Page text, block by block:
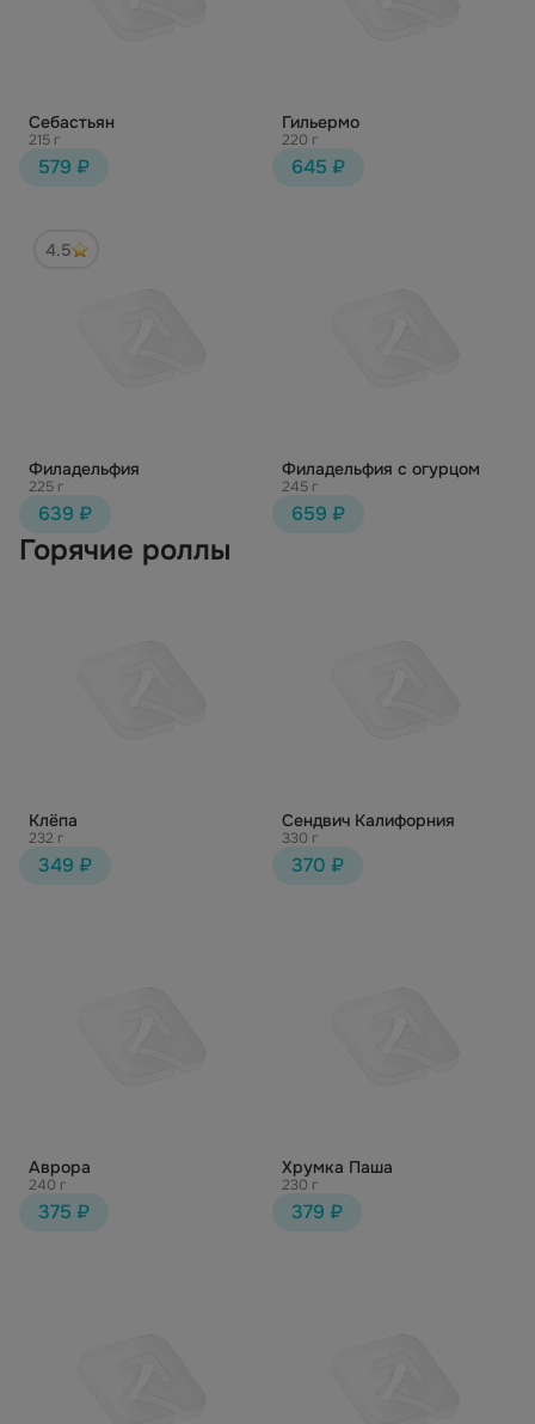
Себастьян
215 г
579 ₽
Гильермо
220 г
645 ₽
4.5
Филадельфия
225 г
639 ₽
Филадельфия с огурцом
245 г
659 ₽
Горячие роллы
Клёпа
232 г
349 ₽
Сендвич Калифорния
330 г
370 ₽
Аврора
240 г
375 ₽
Хрумка Паша
230 г
379 ₽